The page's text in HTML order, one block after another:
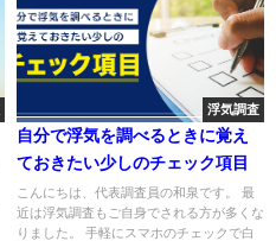
浮気調査
自分で浮気を調べるときに覚え
ておきたい少しのチェック項目
こんにちは、代表調査員の和泉です。 最
近は浮気調査もご自身でされる方が多くな
りました。 手軽にスマホのチェックで白